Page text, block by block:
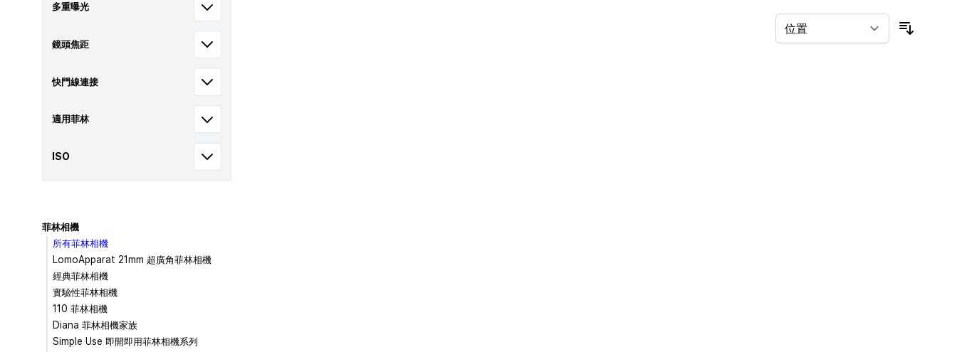
多重曝光
鏡頭焦距
快門線連接
適用菲林
ISO
菲林相機
所有菲林相機
LomoApparat 21mm 超廣角菲林相機
經典菲林相機
實驗性菲林相機
110 菲林相機
Diana 菲林相機家族
Simple Use 即開即用菲林相機系列